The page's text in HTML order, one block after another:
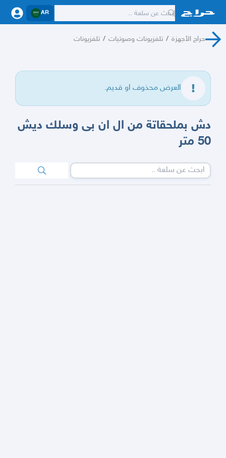
AR
حراج الأجهزة / تلفزيونات وصوتيات / تلفزيونات
العرض محذوف او قديم.
دش بملحقاتة من ال ان بى وسلك ديش
50 متر